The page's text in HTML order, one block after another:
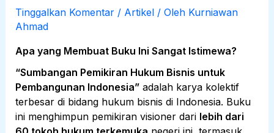
Tinggalkan Komentar / Artikel/ Oleh Kurniawan
Ahmad
Apa yang Membuat Buku Ini Sangat Istimewa?
“Sumbangan Pemikiran Hukum Bisnis untuk
Pembangunan Indonesia”adalah karya kolektif
terbesar di bidang hukum bisnis di Indonesia. Buku
ini menghimpun pemikiran visioner dari lebih dari